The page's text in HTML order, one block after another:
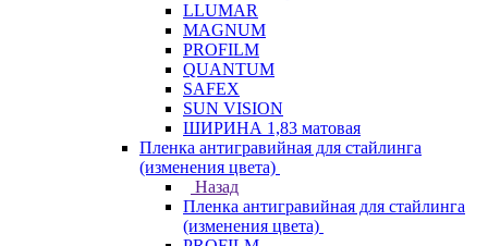
LLUMAR
MAGNUM
PROFILM
QUANTUM
SAFEX
SUN VISION
ШИРИНА 1,83 матовая
Пленка антигравийная для стайлинга
(изменения цвета)
Назад
Пленка антигравийная для стайлинга
(изменения цвета)